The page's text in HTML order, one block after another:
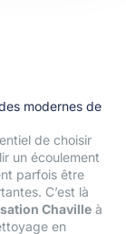
modernes de
de choisir
un écoulement
parfois être
C’est là
Chaville à
en